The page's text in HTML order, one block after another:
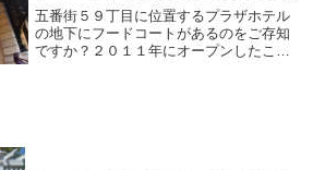
HALL
五番街５９丁目に位置するプラザホテル
の地下にフードコートがあるのをご存知
ですか？２０１１年にオープンしたこち